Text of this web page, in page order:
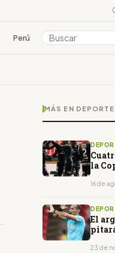
Perú Colombia
MÁS EN
la
16 de
El
23 de